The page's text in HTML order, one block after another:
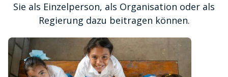
Sie als Einzelperson, als Organisation oder als
Regierung dazu beitragen können.